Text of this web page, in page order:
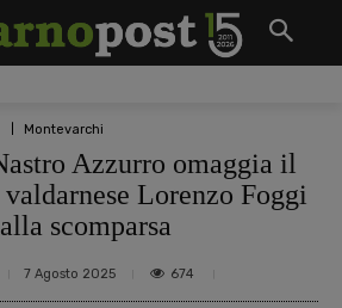
Montevarchi
Azzurro omaggia il
Lorenzo Foggi
scomparsa
7 Agosto 2025 674